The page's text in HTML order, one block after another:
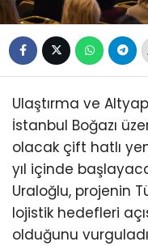
Ulaştırma ve
İstanbul Boğazı
olacak çift hatlı
yıl içinde
Uraloğlu, projenin
lojistik hedefleri
olduğunu